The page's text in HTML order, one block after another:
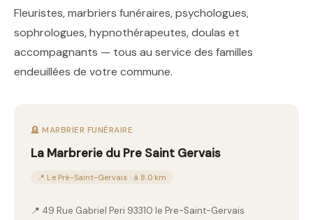
Fleuristes, marbriers funéraires, psychologues,
sophrologues, hypnothérapeutes, doulas et
accompagnants — tous au service des familles
endeuillées de votre commune.
🪦 MARBRIER FUNÉRAIRE
La Marbrerie du Pre Saint Gervais
📍 Le Pré-Saint-Gervais · à 8.0 km
📍 49 Rue Gabriel Peri 93310 le Pre-Saint-Gervais